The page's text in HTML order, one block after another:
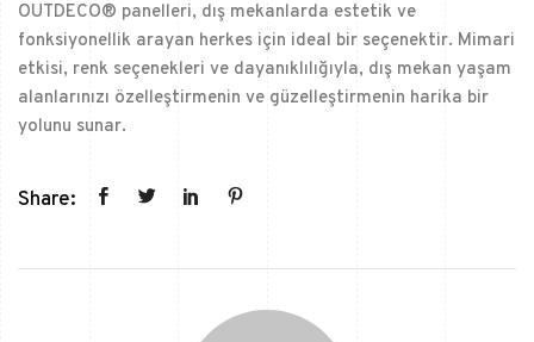
OUTDECO® panelleri, dış mekanlarda estetik ve
fonksiyonellik arayan herkes için ideal bir seçenektir. Mimari
etkisi, renk seçenekleri ve dayanıklılığıyla, dış mekan yaşam
alanlarınızı özelleştirmenin ve güzelleştirmenin harika bir
yolunu sunar.
Share: